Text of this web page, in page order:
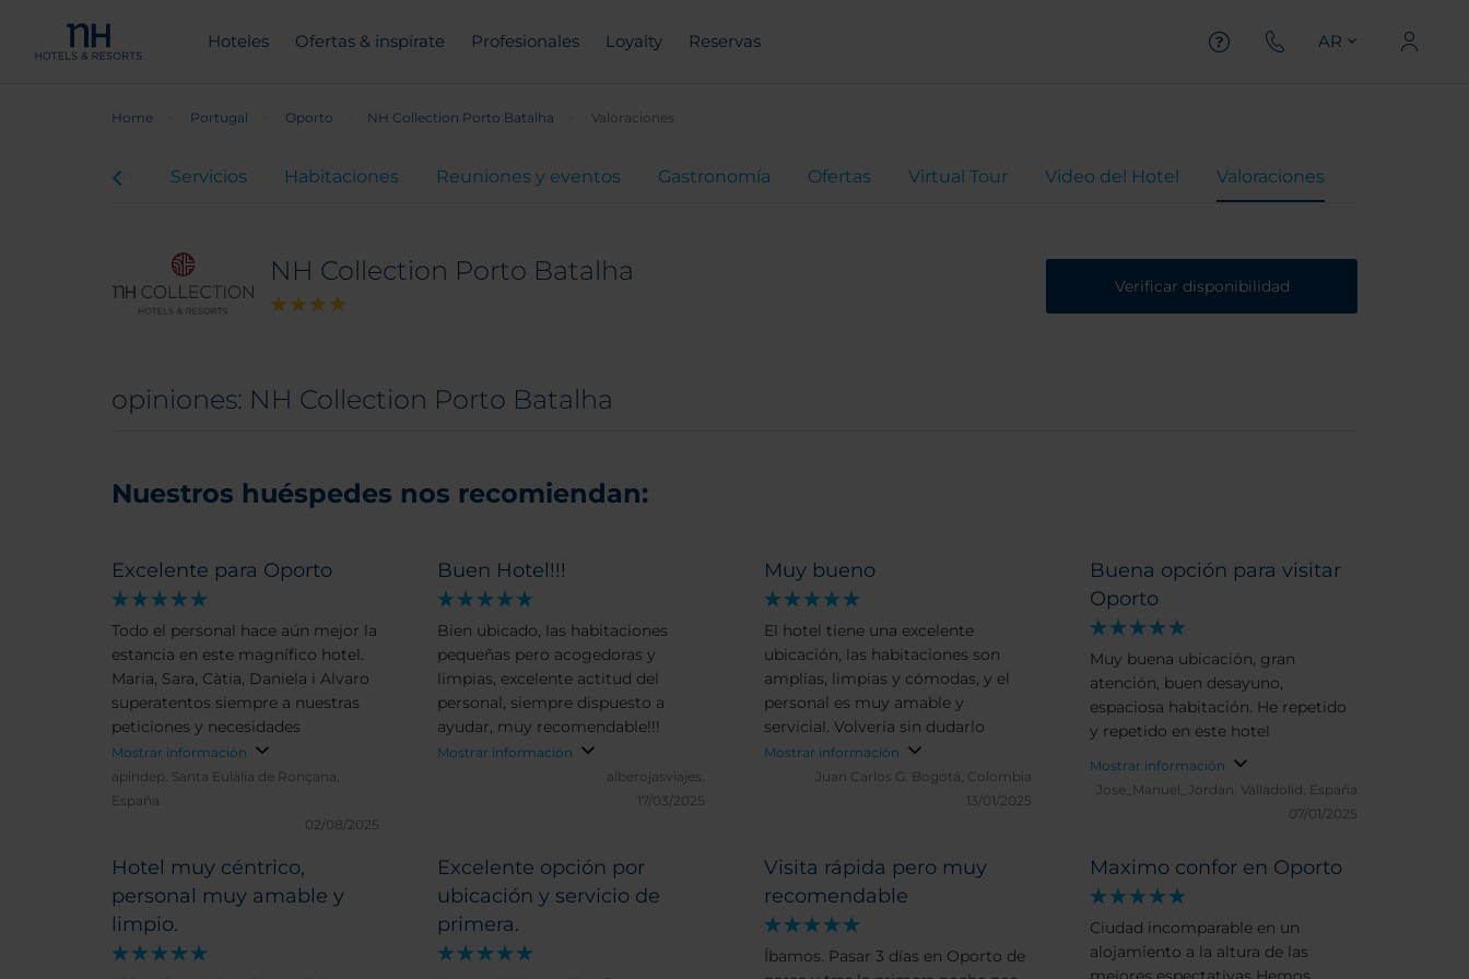
Hoteles Ofertas & inspírate Profesionales Loyalty Reservas AR
Home Portugal Oporto NH Collection Porto Batalha Valoraciones
Ubicación Servicios Habitaciones Reuniones y eventos Gastronomía Ofertas Virtual Tour Video del Hotel Valoraciones
NH Collection Porto Batalha Verificar disponibilidad
opiniones: NH Collection Porto Batalha
Nuestros huéspedes nos recomiendan:
Excelente opción por
ubicación y servicio de
primera.
Visita rápida pero muy
recomendable
Íbamos. Pasar 3 días en Oporto de
Maximo confor en Oporto
Ciudad incomparable en un
alojamiento a la altura de las
Excelente para Oporto
Todo el personal hace aún mejor la
estancia en este magnífico hotel.
Maria, Sara, Càtia, Daniela i Alvaro
superatentos siempre a nuestras
peticiones y necesidades
Mostrar información
apindep. Santa Eulàlia de Ronçana,
España
02/08/2025
Buen Hotel!!!
Bien ubicado, las habitaciones
pequeñas pero acogedoras y
limpias, excelente actitud del
personal, siempre dispuesto a
ayudar, muy recomendable!!!
Mostrar información
alberojasviajes.
17/03/2025
Muy bueno
El hotel tiene una excelente
ubicación, las habitaciones son
amplias, limpias y cómodas, y el
personal es muy amable y
servicial. Volvería sin dudarlo
Mostrar información
Juan Carlos G. Bogotá, Colombia
13/01/2025
Buena opción para visitar
Oporto
Muy buena ubicación, gran
atención, buen desayuno,
espaciosa habitación. He repetido
y repetido en este hotel
Mostrar información
Jose_Manuel_Jordan. Valladolid, España
07/01/2025
Hotel muy céntrico,
personal muy amable y
limpio.